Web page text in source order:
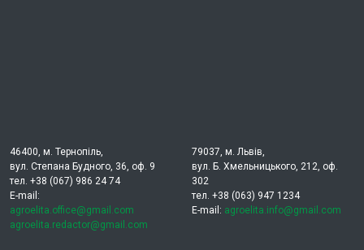
46400, м. Тернопіль,
вул. Степана Будного, 36, оф. 9
тел. +38 (067) 986 24 74
E-mail:
agroelita.office@gmail.com
agroelita.redactor@gmail.com
79037, м. Львів,
вул. Б. Хмельницького, 212, оф.
302
тел. +38 (063) 947 1234
E-mail: agroelita.info@gmail.com